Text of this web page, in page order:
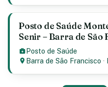
Posto de Saúde
Senir – Barra de São
Posto de Saúde
Barra de São Francisco ·